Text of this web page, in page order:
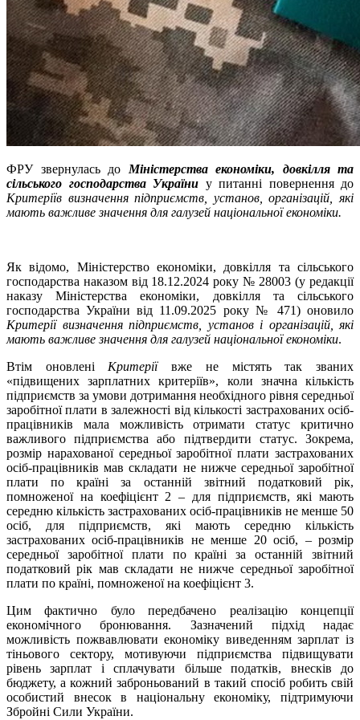
ФРУ звернулась до Міністерства економіки, довкілля та
сільського господарства України у питанні повернення до
Критеріїв визначення підприємств, установ, організацій, які
мають важливе значення для галузей національної економіки.
Як відомо, Міністерство економіки, довкілля та сільського
господарства наказом від 18.12.2024 року № 28003 (у редакції
наказу Міністерства економіки, довкілля та сільського
господарства України від 11.09.2025 року № 471) оновило
Критерії визначення підприємств, установ і організацій, які
мають важливе значення для галузей національної економіки.
Втім оновлені Критеріївже не містять так званих
«підвищених зарплатних критеріїв», коли значна кількість
підприємств за умови дотримання необхідного рівня середньої
заробітної плати в залежності від кількості застрахованих осіб-
працівників мала можливість отримати статус критично
важливого підприємства або підтвердити статус. Зокрема,
розмір нарахованої середньої заробітної плати застрахованих
осіб-працівників мав складати не нижче середньої заробітної
плати по країні за останній звітний податковий рік,
помноженої на коефіцієнт 2 – для підприємств, які мають
середню кількість застрахованих осіб-працівників не менше 50
осіб, для підприємств, які мають середню кількість
застрахованих осіб-працівників не менше 20 осіб, – розмір
середньої заробітної плати по країні за останній звітний
податковий рік мав складати не нижче середньої заробітної
плати по країні, помноженої на коефіцієнт 3.
Цим фактично було передбачено реалізацію концепції
економічного бронювання. Зазначений підхід надає
можливість пожвавлювати економіку виведенням зарплат із
тіньового сектору, мотивуючи підприємства підвищувати
рівень зарплат і сплачувати більше податків, внесків до
бюджету, а кожний заброньований в такий спосіб робить свій
особистий внесок в національну економіку, підтримуючи
Збройні Сили України.